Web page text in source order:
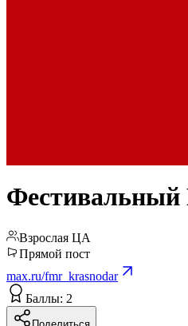
Фестивальный
Взрослая ЦА
Прямой пост
max.ru/fmr_krasnodar
Баллы: 2